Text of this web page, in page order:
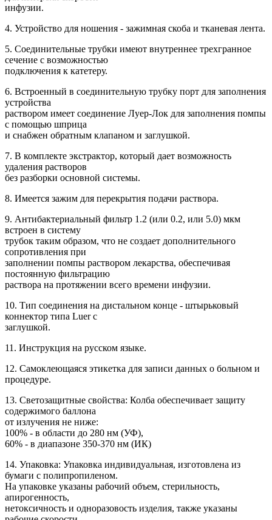
инфузии.
4. Устройство для ношения - зажимная скоба и тканевая лента.
5. Соединительные трубки имеют внутреннее трехгранное
сечение с возможностью
подключения к катетеру.
6. Встроенный в соединительную трубку порт для заполнения
устройства
раствором имеет соединение Луер-Лок для заполнения помпы
с помощью шприца
и снабжен обратным клапаном и заглушкой.
7. В комплекте экстрактор, который дает возможность
удаления растворов
без разборки основной системы.
8. Имеется зажим для перекрытия подачи раствора.
9. Антибактериальный фильтр 1.2 (или 0.2, или 5.0) мкм
встроен в систему
трубок таким образом, что не создает дополнительного
сопротивления при
заполнении помпы раствором лекарства, обеспечивая
постоянную фильтрацию
раствора на протяжении всего времени инфузии.
10. Тип соединения на дистальном конце - штырьковый
коннектор типа Luer с
заглушкой.
11. Инструкция на русском языке.
12. Самоклеющаяся этикетка для записи данных о больном и
процедуре.
13. Светозащитные свойства: Колба обеспечивает защиту
содержимого баллона
от излучения не ниже:
100% - в области до 280 нм (УФ),
60% - в диапазоне 350-370 нм (ИК)
14. Упаковка: Упаковка индивидуальная, изготовлена из
бумаги с полипропиленом.
На упаковке указаны рабочий объем, стерильность,
апирогенность,
нетоксичность и одноразовость изделия, также указаны